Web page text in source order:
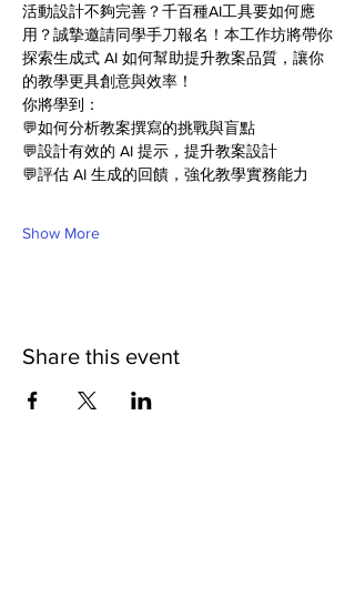
活動設計不夠完善？千百種AI工具要如何應
用？誠摯邀請同學手刀報名！本工作坊將帶你
探索生成式 AI 如何幫助提升教案品質，讓你
的教學更具創意與效率！
你將學到：
💬如何分析教案撰寫的挑戰與盲點
💬設計有效的 AI 提示，提升教案設計
💬評估 AI 生成的回饋，強化教學實務能力
Show More
Share this event